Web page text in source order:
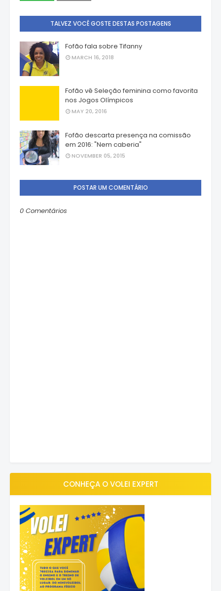
TALVEZ VOCÊ GOSTE DESTAS POSTAGENS
Fofão fala sobre Tifanny
MARCH 16, 2018
Fofão vê Seleção feminina como favorita
nos Jogos Olímpicos
MAY 20, 2016
Fofão descarta presença na comissão
em 2016: "Nem caberia"
NOVEMBER 05, 2015
POSTAR UM COMENTÁRIO
0 Comentários
CONHEÇA O VOLEI EXPERT